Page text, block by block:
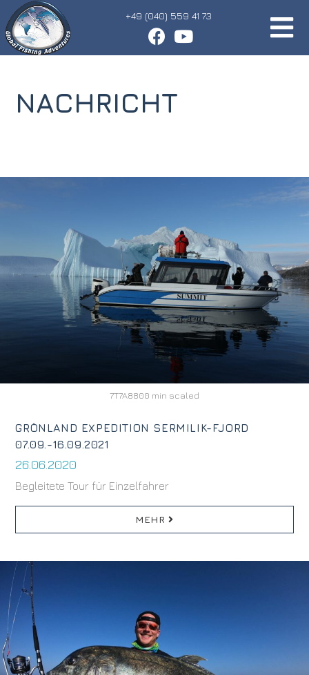
Zum
Inhalt
springen
+49 (040) 559 41 73
NACHRICHT
GRÖNLAND EXPEDITION SERMILIK-FJORD
07.09.-16.09.2021
26.06.2020
Begleitete Tour für Einzelfahrer
MEHR
7T7A8800 min scaled